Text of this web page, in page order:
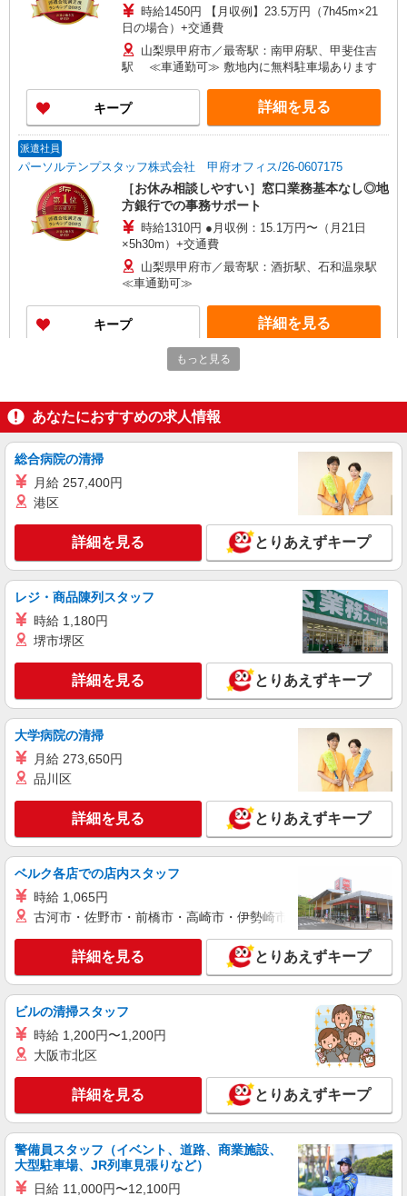
時給1450円 【月収例】23.5万円（7h45m×21
日の場合）+交通費
山梨県甲府市／最寄駅：南甲府駅、甲斐住吉
駅 ≪車通勤可≫ 敷地内に無料駐車場あります
キープ 詳細を見る
派遣社員
パーソルテンプスタッフ株式会社 甲府オフィス/26-0607175
［お休み相談しやすい］窓口業務基本なし◎地
方銀行での事務サポート
時給1310円 ●月収例：15.1万円〜（月21日
×5h30m）+交通費
山梨県甲府市／最寄駅：酒折駅、石和温泉駅
≪車通勤可≫
キープ 詳細を見る
9月開始★残業なし♪大手で事務サポ〜お休み
相談しやすい＆働きやすい職場
時給1330円 ●月収例：19.5万円（月21日×7hの
山梨県甲府市／最寄駅：甲斐住吉駅、南甲府
キープ 詳細を見る
派遣社員
パーソルテンプスタッフ株式会社 甲府オフィス/26-0583663
時給1400円★難しいOAスキルは不要◎支店内
時給1400円
山梨県甲府市／最寄駅：甲府駅 ≪車通勤可
≫ 駐車場はご自身で確保をお願いします
キープ 詳細を見る
派遣社員
パーソルテンプスタッフ株式会社 甲府オフィス/26-0446855
時間相談◎≪10月スタート≫★★高時給1480
円★★快適環境♪甲府駅で事務
時給1480円
山梨県甲府市／最寄駅：甲府駅、金手駅 ≪
キープ 詳細を見る
パーソルテンプスタッフ株式会社 甲府オフィス/26-0509024
PCスキル活かして大手でキャリアUP★お休み
取りやすい♪PC操作メインの事務
山梨県甲府市／最寄駅：甲斐住吉駅、南甲府
駅 ≪車通勤可≫ 近くの駐車場をご案内〜駐車場
代は時給で還元いたします♪
派遣社員
もっと見る
あなたにおすすめの求人情報
総合病院の清掃
月給 257,400円
港区
詳細を見る とりあえずキープ
レジ・商品陳列スタッフ
時給 1,180円
堺市堺区
詳細を見る とりあえずキープ
大学病院の清掃
月給 273,650円
品川区
詳細を見る とりあえずキープ
ベルク各店での店内スタッフ
時給 1,065円
古河市・佐野市・前橋市・高崎市・伊勢崎市・太田市・館林市
詳細を見る とりあえずキープ
ビルの清掃スタッフ
時給 1,200円〜1,200円
大阪市北区
詳細を見る とりあえずキープ
警備員スタッフ（イベント、道路、商業施設、
大型駐車場、JR列車見張りなど）
日給 11,000円〜12,100円